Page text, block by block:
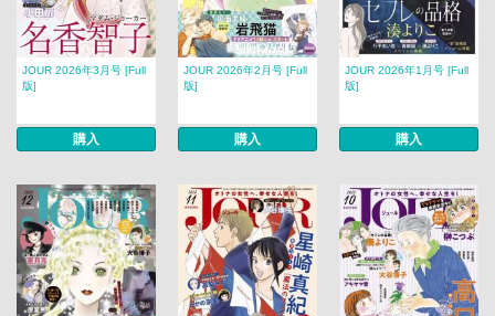
JOUR 2026年3月号 [Full
版]
購入
JOUR 2026年2月号 [Full
版]
購入
JOUR 2026年1月号 [Full
版]
購入